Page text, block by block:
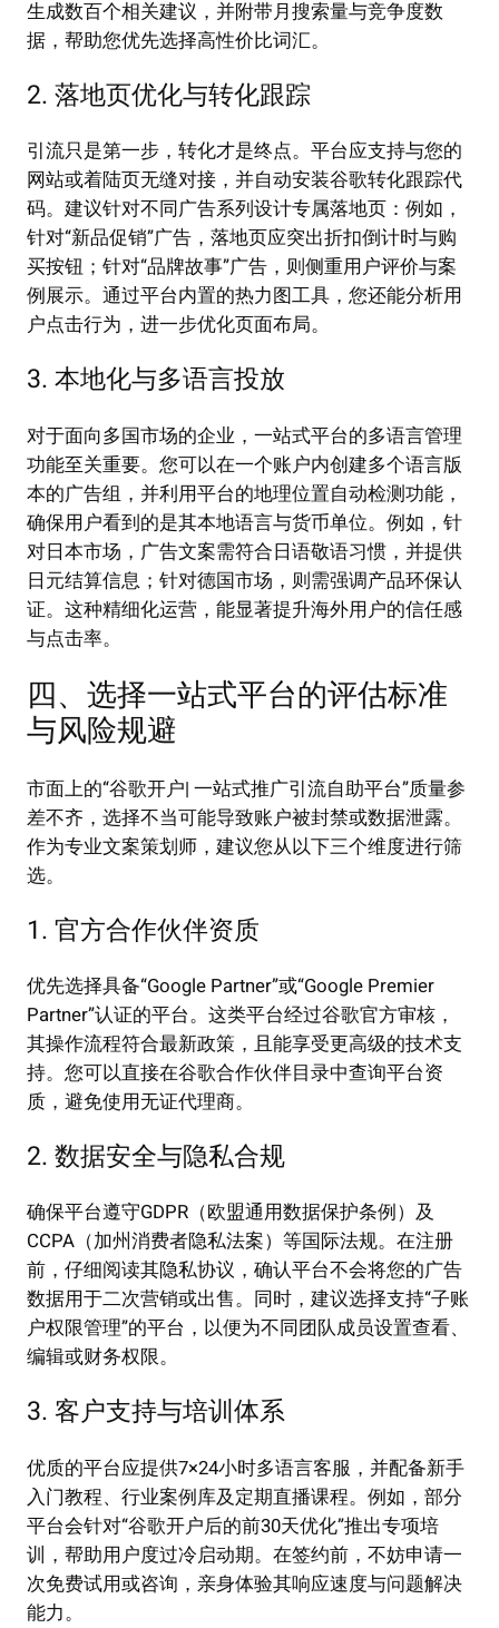
生成数百个相关建议，并附带月搜索量与竞争度数
据，帮助您优先选择高性价比词汇。
2. 落地页优化与转化跟踪
引流只是第一步，转化才是终点。平台应支持与您的
网站或着陆页无缝对接，并自动安装谷歌转化跟踪代
码。建议针对不同广告系列设计专属落地页：例如，
针对“新品促销”广告，落地页应突出折扣倒计时与购
买按钮；针对“品牌故事”广告，则侧重用户评价与案
例展示。通过平台内置的热力图工具，您还能分析用
户点击行为，进一步优化页面布局。
3. 本地化与多语言投放
对于面向多国市场的企业，一站式平台的多语言管理
功能至关重要。您可以在一个账户内创建多个语言版
本的广告组，并利用平台的地理位置自动检测功能，
确保用户看到的是其本地语言与货币单位。例如，针
对日本市场，广告文案需符合日语敬语习惯，并提供
日元结算信息；针对德国市场，则需强调产品环保认
证。这种精细化运营，能显著提升海外用户的信任感
与点击率。
四、选择一站式平台的评估标准
与风险规避
市面上的“谷歌开户| 一站式推广引流自助平台”质量参
差不齐，选择不当可能导致账户被封禁或数据泄露。
作为专业文案策划师，建议您从以下三个维度进行筛
选。
1. 官方合作伙伴资质
优先选择具备“Google Partner”或“Google Premier
Partner”认证的平台。这类平台经过谷歌官方审核，
其操作流程符合最新政策，且能享受更高级的技术支
持。您可以直接在谷歌合作伙伴目录中查询平台资
质，避免使用无证代理商。
2. 数据安全与隐私合规
确保平台遵守GDPR（欧盟通用数据保护条例）及
CCPA（加州消费者隐私法案）等国际法规。在注册
前，仔细阅读其隐私协议，确认平台不会将您的广告
数据用于二次营销或出售。同时，建议选择支持“子账
户权限管理”的平台，以便为不同团队成员设置查看、
编辑或财务权限。
3. 客户支持与培训体系
优质的平台应提供7×24小时多语言客服，并配备新手
入门教程、行业案例库及定期直播课程。例如，部分
平台会针对“谷歌开户后的前30天优化”推出专项培
训，帮助用户度过冷启动期。在签约前，不妨申请一
次免费试用或咨询，亲身体验其响应速度与问题解决
能力。